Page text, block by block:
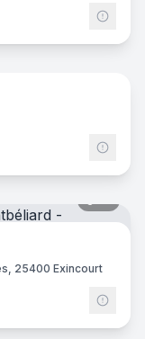
10
25400 Exincourt
28